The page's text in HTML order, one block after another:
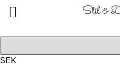
SEK
Alla produkter
Om oss